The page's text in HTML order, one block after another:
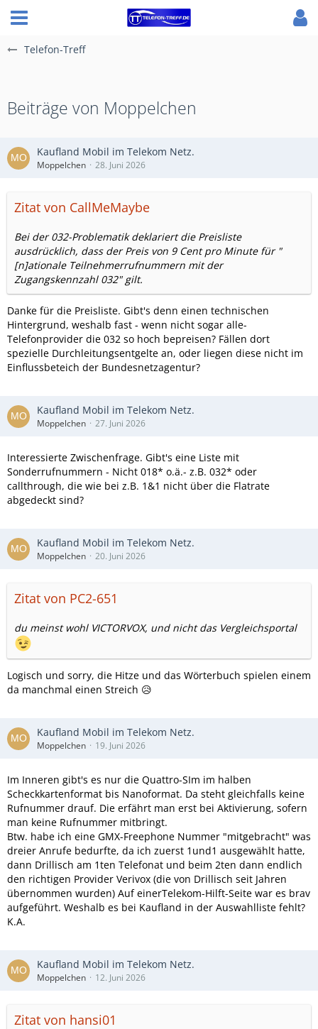
Telefon-Treff
Beiträge von Moppelchen
Kaufland Mobil im Telekom Netz.
Moppelchen 28. Juni 2026
Zitat von CallMeMaybe
Bei der 032-Problematik deklariert die Preisliste
ausdrücklich, dass der Preis von 9 Cent pro Minute für "
[n]ationale Teilnehmerrufnummern mit der
Zugangskennzahl 032" gilt.
Danke für die Preisliste. Gibt's denn einen technischen
Hintergrund, weshalb fast - wenn nicht sogar alle-
Telefonprovider die 032 so hoch bepreisen? Fällen dort
spezielle Durchleitungsentgelte an, oder liegen diese nicht im
Einflussbeteich der Bundesnetzagentur?
Kaufland Mobil im Telekom Netz.
Moppelchen 27. Juni 2026
Interessierte Zwischenfrage. Gibt's eine Liste mit
Sonderrufnummern - Nicht 018* o.ä.- z.B. 032* oder
callthrough, die wie bei z.B. 1&1 nicht über die Flatrate
abgedeckt sind?
Kaufland Mobil im Telekom Netz.
Moppelchen 20. Juni 2026
Zitat von PC2-651
du meinst wohl VICTORVOX, und nicht das Vergleichsportal
Logisch und sorry, die Hitze und das Wörterbuch spielen einem
da manchmal einen Streich 😥
Kaufland Mobil im Telekom Netz.
Moppelchen 19. Juni 2026
Im Inneren gibt's es nur die Quattro-SIm im halben
Scheckkartenformat bis Nanoformat. Da steht gleichfalls keine
Rufnummer drauf. Die erfährt man erst bei Aktivierung, sofern
man keine Rufnummer mitbringt.
Btw. habe ich eine GMX-Freephone Nummer "mitgebracht" was
dreier Anrufe bedurfte, da ich zuerst 1und1 ausgewählt hatte,
dann Drillisch am 1ten Telefonat und beim 2ten dann endlich
den richtigen Provider Verivox (die von Drillisch seit Jahren
übernommen wurden) Auf einerTelekom-Hilft-Seite war es brav
aufgeführt. Weshalb es bei Kaufland in der Auswahlliste fehlt?
K.A.
Kaufland Mobil im Telekom Netz.
Moppelchen 12. Juni 2026
Zitat von hansi01